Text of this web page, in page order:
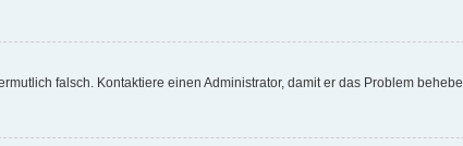
falsch. Kontaktiere einen Administrator, damit er das Problem